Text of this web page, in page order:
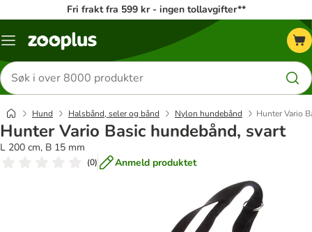
Fri frakt fra 599 kr - ingen tollavgifter**
Katalogmeny
Søk
etter
produkter
Hund Halsbånd, seler og bånd Nylon hundebånd Hunter Vario
Hunter Vario Basic hundebånd, svart
L 200 cm, B 15 mm
(0) Anmeld produktet